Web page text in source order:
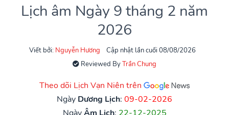
Lịch âm Ngày 9 tháng 2 năm
2026
Viết bởi: Nguyễn Hương
Cập nhật lần cuối 08/08/2026
Reviewed ByTrần Chung
Theo dõi Lịch Vạn Niên trên
Ngày Dương Lịch: 09-02-2026